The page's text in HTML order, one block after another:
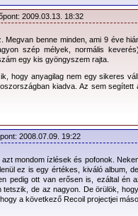
2009.03.13. 18:32
Megvan benne minden, ami 9 éve
szép mélyek, normális
egy kis gyöngyszem rajta.
hogy anyagilag nem egy sikeres
kiadva. Az sem segített
2008.07.09. 19:22
azt mondom ízlések és pofonok.
ez is egy értékes, kiváló album,
pedig ott van erősen is, ezáltal én
tetszik, de az nagyon. De örülök,
a következő Recoil projectjei